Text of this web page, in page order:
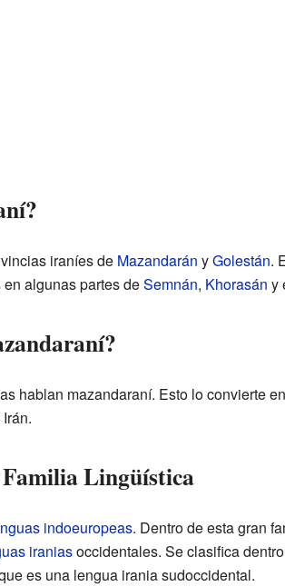
iraníes de Mazandarán yGolestán.
algunas partes deSemnán, Khorasán y
hablan mazandaraní. Esto lo convierte
Familia Lingüística
indoeuropeas. Dentro de esta gran
iraniasoccidentales. Se clasifica
es una lengua irania sudoccidental.